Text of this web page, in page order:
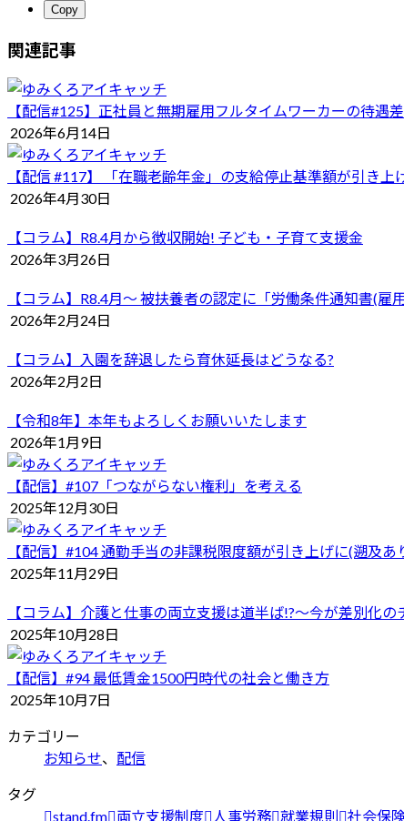
Copy
関連記事
【配信#125】正社員と無期雇用フルタイムワーカーの待遇
2026年6月14日
【配信 #117】 「在職老齢年金」の支給停止基準額が引き
2026年4月30日
【コラム】R8.4月から徴収開始! 子ども・子育て支援金
2026年3月26日
【コラム】R8.4月〜 被扶養者の認定に「労働条件通知書(雇
2026年2月24日
【コラム】入園を辞退したら育休延長はどうなる?
2026年2月2日
【令和8年】本年もよろしくお願いいたします
2026年1月9日
【配信】#107「つながらない権利」を考える
2025年12月30日
【配信】#104 通勤手当の非課税限度額が引き上げに(遡及あ
2025年11月29日
【コラム】介護と仕事の両立支援は道半ば!?〜今が差別化の
2025年10月28日
【配信】#94 最低賃金1500円時代の社会と働き方
2025年10月7日
カテゴリー
お知らせ、 配信
タグ
stand.fm 両立支援制度 人事労務 就業規則 社会保